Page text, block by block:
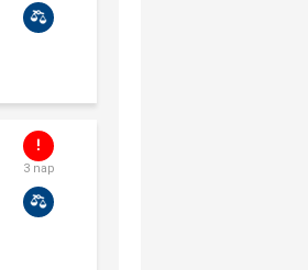
3 nap